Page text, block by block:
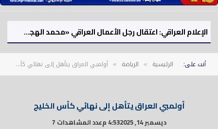
الإعلام العراقي: اعتقال رجل الأعمال العراقي «محمد الهجف» على خلفية قضايا وملفات فساد
أنت على: الرئيسية » الرياضة » أولمبي العراق يتأهل إلى نهائي كأس الخليج
أولمبي العراق يتأهل إلى نهائي كأس الخليج
ديسمبر 14, 2025 4:53 م عدد المشاهدات 7